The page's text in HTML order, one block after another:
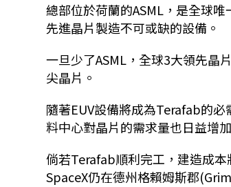
總部位於荷蘭的ASML，是全球
先進晶片製造不可或缺的設備。
一旦少了ASML，全球3大領先晶
尖晶片。
隨著EUV設備將成為Terafab的
料中心對晶片的需求量也日益增
倘若Terafab順利完工，建造成
SpaceX仍在德州格賴姆斯郡